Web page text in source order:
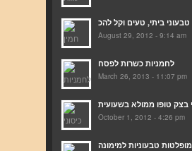
August 29, 2012 - 9:14 am
לחמניות כשרות לפסח
March 26, 2013 - 11:07 pm
October 1, 2012 - 4:26 pm
מופלטות טבעוניות למימונה